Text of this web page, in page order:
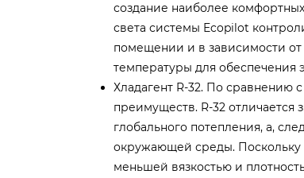
создание наиболее
света системы Ecopilot
помещении и в зависимости от
температуры для обеспечения
Хладагент R-32. По сравнению
преимуществ. R-32
глобального потепления, а,
окружающей среды. Поскольку
меньшей вязкостью и